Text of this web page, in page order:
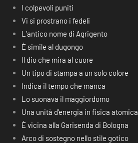
I colpevoli puniti
Vi si prostrano i fedeli
L’antico nome di Agrigento
È simile al dugongo
Il dio che mira al cuore
Un tipo di stampa a un solo colore
Indica il tempo che manca
Lo suonava il maggiordomo
Una unità d’energia in fisica atomica
È vicina alla Garisenda di Bologna
Arco di sostegno nello stile gotico